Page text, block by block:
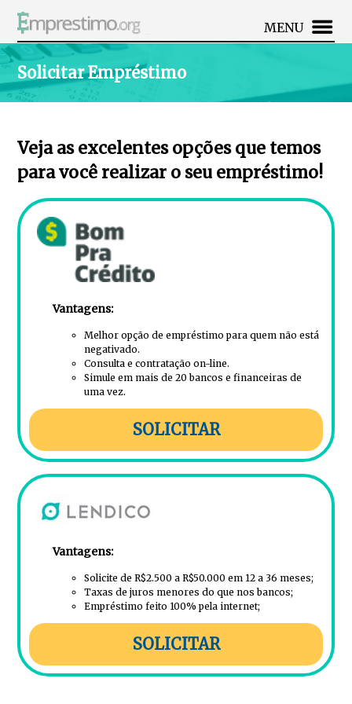
MENU
Solicitar Empréstimo
Veja as excelentes opções que temos
para você realizar o seu empréstimo!
Vantagens:
Melhor opção de empréstimo para quem não está
negativado.
Consulta e contratação on-line.
Simule em mais de 20 bancos e financeiras de
uma vez.
SOLICITAR
Vantagens:
Solicite de R$2.500 a R$50.000 em 12 a 36 meses;
Taxas de juros menores do que nos bancos;
Empréstimo feito 100% pela internet;
SOLICITAR